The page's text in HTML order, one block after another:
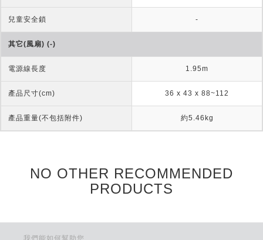
兒童安全鎖 -
其它(風扇) (-)
電源線長度 1.95m
產品尺寸(cm) 36 x 43 x 88~112
產品重量(不包括附件) 約5.46kg
NO OTHER RECOMMENDED
PRODUCTS
我們能如何幫助您